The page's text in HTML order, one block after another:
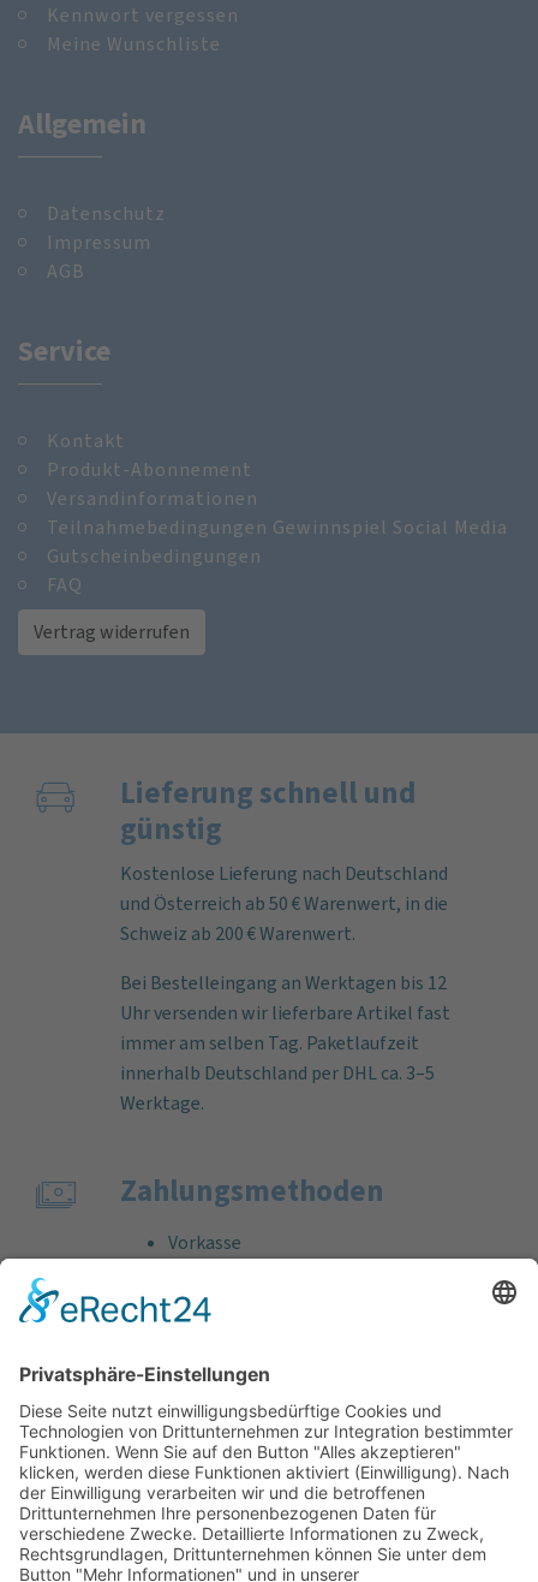
Kennwort vergessen
Meine Wunschliste
Allgemein
Datenschutz
Impressum
AGB
Service
Kontakt
Produkt-Abonnement
Versandinformationen
Teilnahmebedingungen Gewinnspiel Social Media
Gutscheinbedingungen
FAQ
Vertrag widerrufen
Lieferung schnell und
günstig
Kostenlose Lieferung nach Deutschland
und Österreich ab 50 € Warenwert, in die
Schweiz ab 200 € Warenwert.
Bei Bestelleingang an Werktagen bis 12
Uhr versenden wir lieferbare Artikel fast
immer am selben Tag. Paketlaufzeit
innerhalb Deutschland per DHL ca. 3–5
Werktage.
Zahlungs­methoden
Vorkasse
Bankeinzug
Kreditkarte (VISA & MasterCard)
Support
Kostenlose Beratung vor und nach dem
Kauf!
Qualität